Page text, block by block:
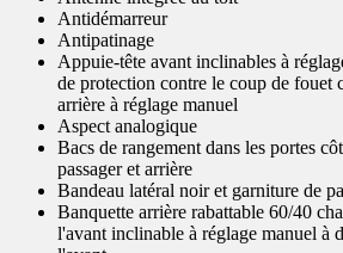
Antidémarreur
Antipatinage
Appuie-tête avant inclinables à
de protection contre le coup de fouet
arrière à réglage manuel
Aspect analogique
Bacs de rangement dans les portes
passager et arrière
Bandeau latéral noir et garniture de
Banquette arrière rabattable 60/40
l'avant inclinable à réglage manuel à